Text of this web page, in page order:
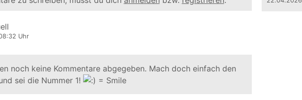
Uhr
noch keine Kommentare abgegeben. Mach doch einfach den
sei die Nummer 1!